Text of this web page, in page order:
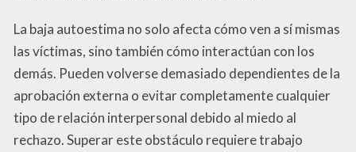
La baja autoestima no solo afecta cómo ven a sí mismas
las víctimas, sino también cómo interactúan con los
demás. Pueden volverse demasiado dependientes de la
aprobación externa o evitar completamente cualquier
tipo de relación interpersonal debido al miedo al
rechazo. Superar este obstáculo requiere trabajo